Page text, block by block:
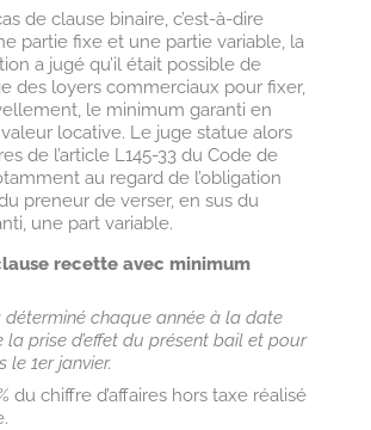
de clause binaire, c’est-à-dire
partie fixe et une partie variable, la
a jugé qu’il était possible de
des loyers commerciaux pour fixer,
le minimum garanti en
locative. Le juge statue alors
de l’article L145-33 du Code de
au regard de l’obligation
preneur de verser, en sus du
une part variable.
recette avec minimum
déterminé chaque année à la date
la prise d’effet du présent bail et pour
le 1er janvier.
du chiffre d’affaires hors taxe réalisé